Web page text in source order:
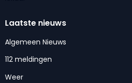
Laatste nieuws
Algemeen Nieuws
112 meldingen
Weer